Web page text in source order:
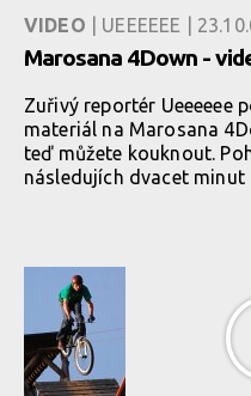
VIDEO | UEEEEEE |
Marosana 4Down -
Zuřivý reportér Ueeeeee
materiál na Marosana
teď můžete kouknout.
následujích dvacet minut